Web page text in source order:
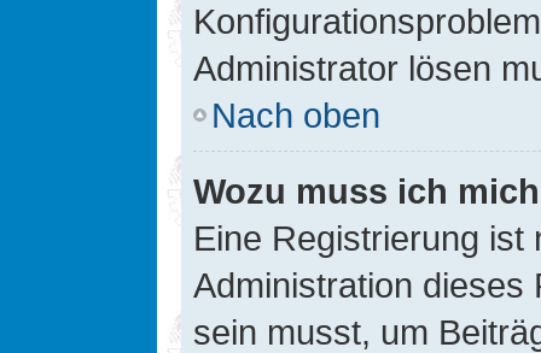
Administrator lösen
Nach oben
Wozu muss ich
Eine Registrierung ist
Administration dieses
sein musst, um